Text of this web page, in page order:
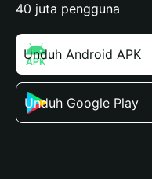
40 juta pengguna
Unduh Android APK
Unduh Google Play